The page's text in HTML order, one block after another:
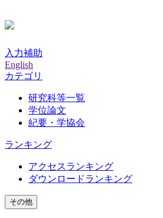
入力補助
English
カテゴリ
研究科等一覧
学位論文
紀要・学協会
ランキング
アクセスランキング
ダウンロードランキング
その他